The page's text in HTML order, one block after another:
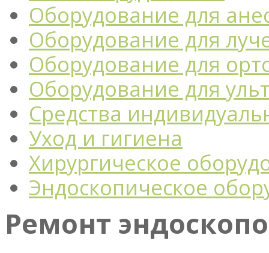
Оборудование для
Оборудование для
Оборудование для
Оборудование для
Средства
Уход и гигиена
Хирургическое
Эндоскопическое
Ремонт